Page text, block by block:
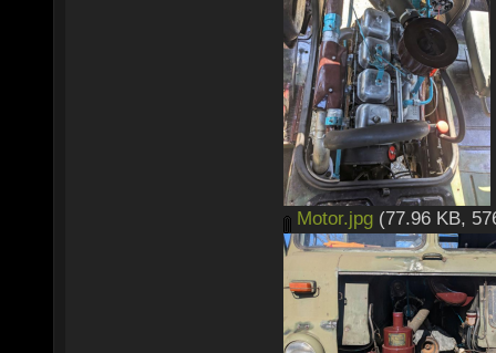
Motor.jpg (77.96 KB,